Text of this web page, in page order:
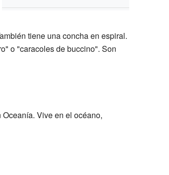
tiene una concha en espiral.
o "caracoles de buccino". Son
Vive en el océano,